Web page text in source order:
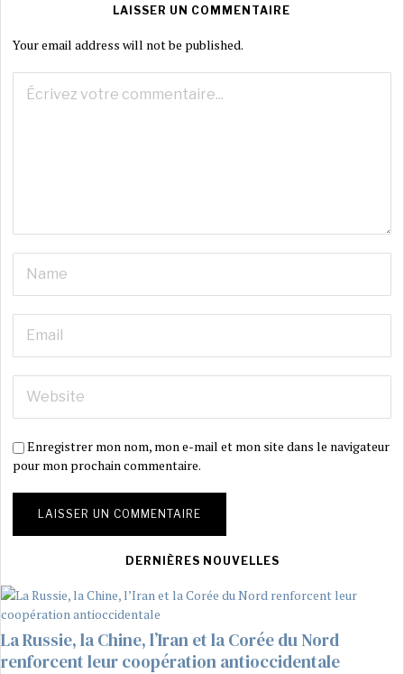
LAISSER UN COMMENTAIRE
Your email address will not be published.
Enregistrer mon nom, mon e-mail et mon site dans le navigateur
pour mon prochain commentaire.
DERNIÈRES NOUVELLES
La Russie, la Chine, l’Iran et la Corée du Nord
renforcent leur coopération antioccidentale